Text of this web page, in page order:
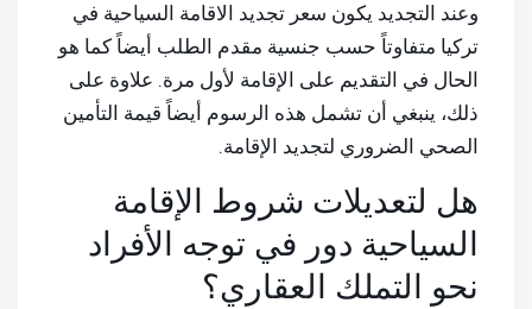
وعند التجديد يكون سعر تجديد الاقامة السياحية في
تركيا متفاوتاً حسب جنسية مقدم الطلب أيضاً كما هو
الحال في التقديم على الإقامة لأول مرة. علاوة على
ذلك، ينبغي أن تشمل هذه الرسوم أيضاً قيمة التأمين
الصحي الضروري لتجديد الإقامة.
هل لتعديلات شروط الإقامة
السياحية دور في توجه الأفراد
نحو التملك العقاري؟